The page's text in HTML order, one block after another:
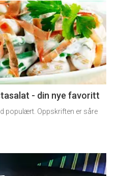
- din nye favoritt
populært. Oppskriften er såre